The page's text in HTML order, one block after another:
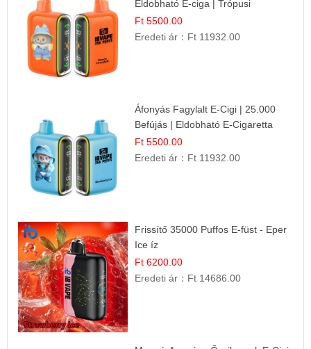
Eldobható E-ciga | Trópusi
Gyümölcs Élmény!
Ft 5500.00
Eredeti ár： Ft 11932.00
Áfonyás Fagylalt E-Cigi | 25.000
Befújás | Eldobható E-Cigaretta
Ft 5500.00
Eredeti ár： Ft 11932.00
Frissítő 35000 Puffos E-füst - Eper
Ice íz
Ft 6200.00
Eredeti ár： Ft 14686.00